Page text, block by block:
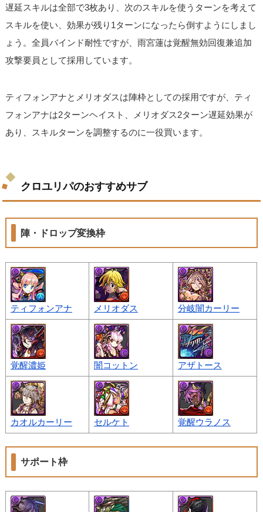
遅延スキルは全部で3枚あり、次のスキルを使うターンを考えて
スキルを使い、効果が残り1ターンになったら倒すようにしまし
ょう。全員バインド耐性ですが、雨宮蓮は覚醒無効回復兼追加
攻撃要員として採用しています。
ティフォンアナとメリオダスは陣枠としての採用ですが、ティ
フォンアナは2ターンヘイスト、メリオダス2ターン遅延効果が
あり、スキルターンを調整するのに一役買います。
クロユリパのおすすめサブ
陣・ドロップ変換枠
ティフォンアナ メリオダス 分岐闇カーリー
覚醒濃姫 闇コットン アザトース
カオルカーリー セルケト 覚醒ウラノス
サポート枠